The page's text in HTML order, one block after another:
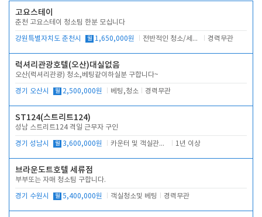
고요스테이
춘천 고요스테이 청소팀 한분 모십니다
강원특별자치도 춘천시 월 1,650,000원 전반적인 청소/세탁업무 경력무관
럭셔리관광호텔(오산)대실없음
오산(럭셔리관광) 청소,베팅같이하실분 구합니다~
경기 오산시 월 2,500,000원 베팅,청소 경력무관
ST124(스트리트124)
성남 스트리트124 격일 근무자 구인
경기 성남시 월 3,600,000원 카운터 및 객실관리 전반 1년 이상
브라운도트호텔 세류점
부부또는 자매 청소팀 구합니다.
경기 수원시 월 5,400,000원 객실청소및 베팅 경력무관